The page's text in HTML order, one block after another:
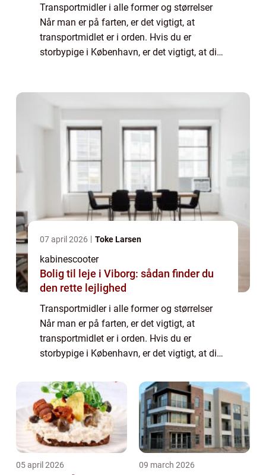
Transportmidler i alle former og størrelser
Når man er på farten, er det vigtigt, at
transportmidlet er i orden. Hvis du er
storbypige i København, er det vigtigt, at din
07 april 2026 Toke Larsen
kabinescooter
Bolig til leje i Viborg: sådan finder du
den rette lejlighed
Transportmidler i alle former og størrelser
Når man er på farten, er det vigtigt, at
transportmidlet er i orden. Hvis du er
storbypige i København, er det vigtigt, at din
du er ...
05 april 2026 09 march 2026